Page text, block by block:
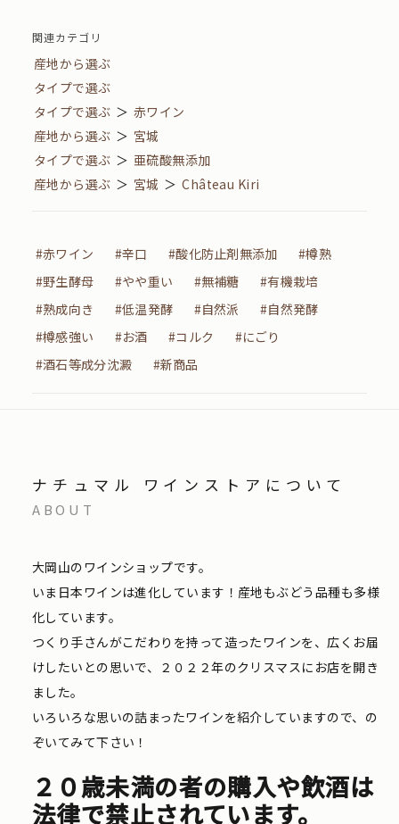
関連カテゴリ
産地から選ぶ
タイプで選ぶ
タイプで選ぶ ＞ 赤ワイン
産地から選ぶ ＞ 宮城
タイプで選ぶ ＞ 亜硫酸無添加
産地から選ぶ ＞ 宮城 ＞ Château Kiri
#赤ワイン #辛口 #酸化防止剤無添加
#樽熟
#野生酵母
#やや重い #無補糖
#有機栽培
#熟成向き
#低温発酵 #自然派
#自然発酵
#樽感強い
#お酒 #コルク
#にごり
#酒石等成分沈澱
#新商品
ナチュマル ワインストアについて
ABOUT
大岡山のワインショップです。
いま日本ワインは進化しています！産地もぶどう品種も多様
化しています。
つくり手さんがこだわりを持って造ったワインを、広くお届
けしたいとの思いで、２０２２年のクリスマスにお店を開き
ました。
いろいろな思いの詰まったワインを紹介していますので、の
ぞいてみて下さい！
２０歳未満の者の購入や飲酒は
法律で禁止されています。